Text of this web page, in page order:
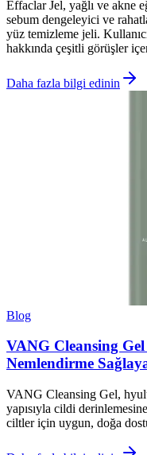
Effaclar Jel, yağlı ve akne
sebum dengeleyici ve
yüz temizleme jeli.
hakkında çeşitli görüşler
Daha fazla bilgi edinin
Blog
VANG Cleansing
Nemlendirme
VANG Cleansing Gel,
yapısıyla cildi
ciltler için uygun, doğa